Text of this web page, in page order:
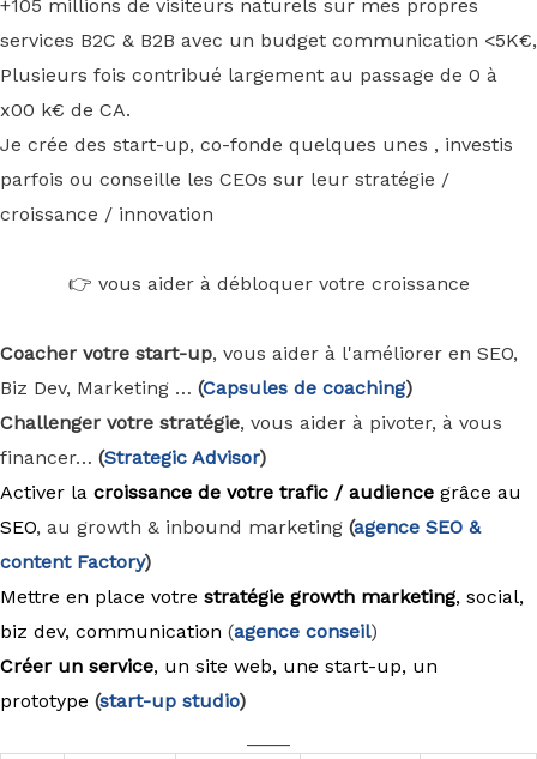
+105 millions de visiteurs naturels sur mes propres
services B2C & B2B avec un budget communication <5K€,
Plusieurs fois contribué largement au passage de 0 à
x00 k€ de CA.
Je crée des start-up, co-fonde quelques unes , investis
parfois ou conseille les CEOs sur leur stratégie /
croissance / innovation
👉 vous aider à débloquer votre croissance
Coacher votre start-up, vous aider à l'améliorer en SEO,
Biz Dev, Marketing … (Capsules de coaching)
Challenger votre stratégie, vous aider à pivoter, à vous
financer… (Strategic Advisor)
Activer la croissance de votre trafic / audience grâce au
SEO, au growth & inbound marketing (agence SEO &
content Factory)
Mettre en place votre stratégie growth marketing, social,
biz dev, communication (agence conseil)
Créer un service, un site web, une start-up, un
prototype (start-up studio)